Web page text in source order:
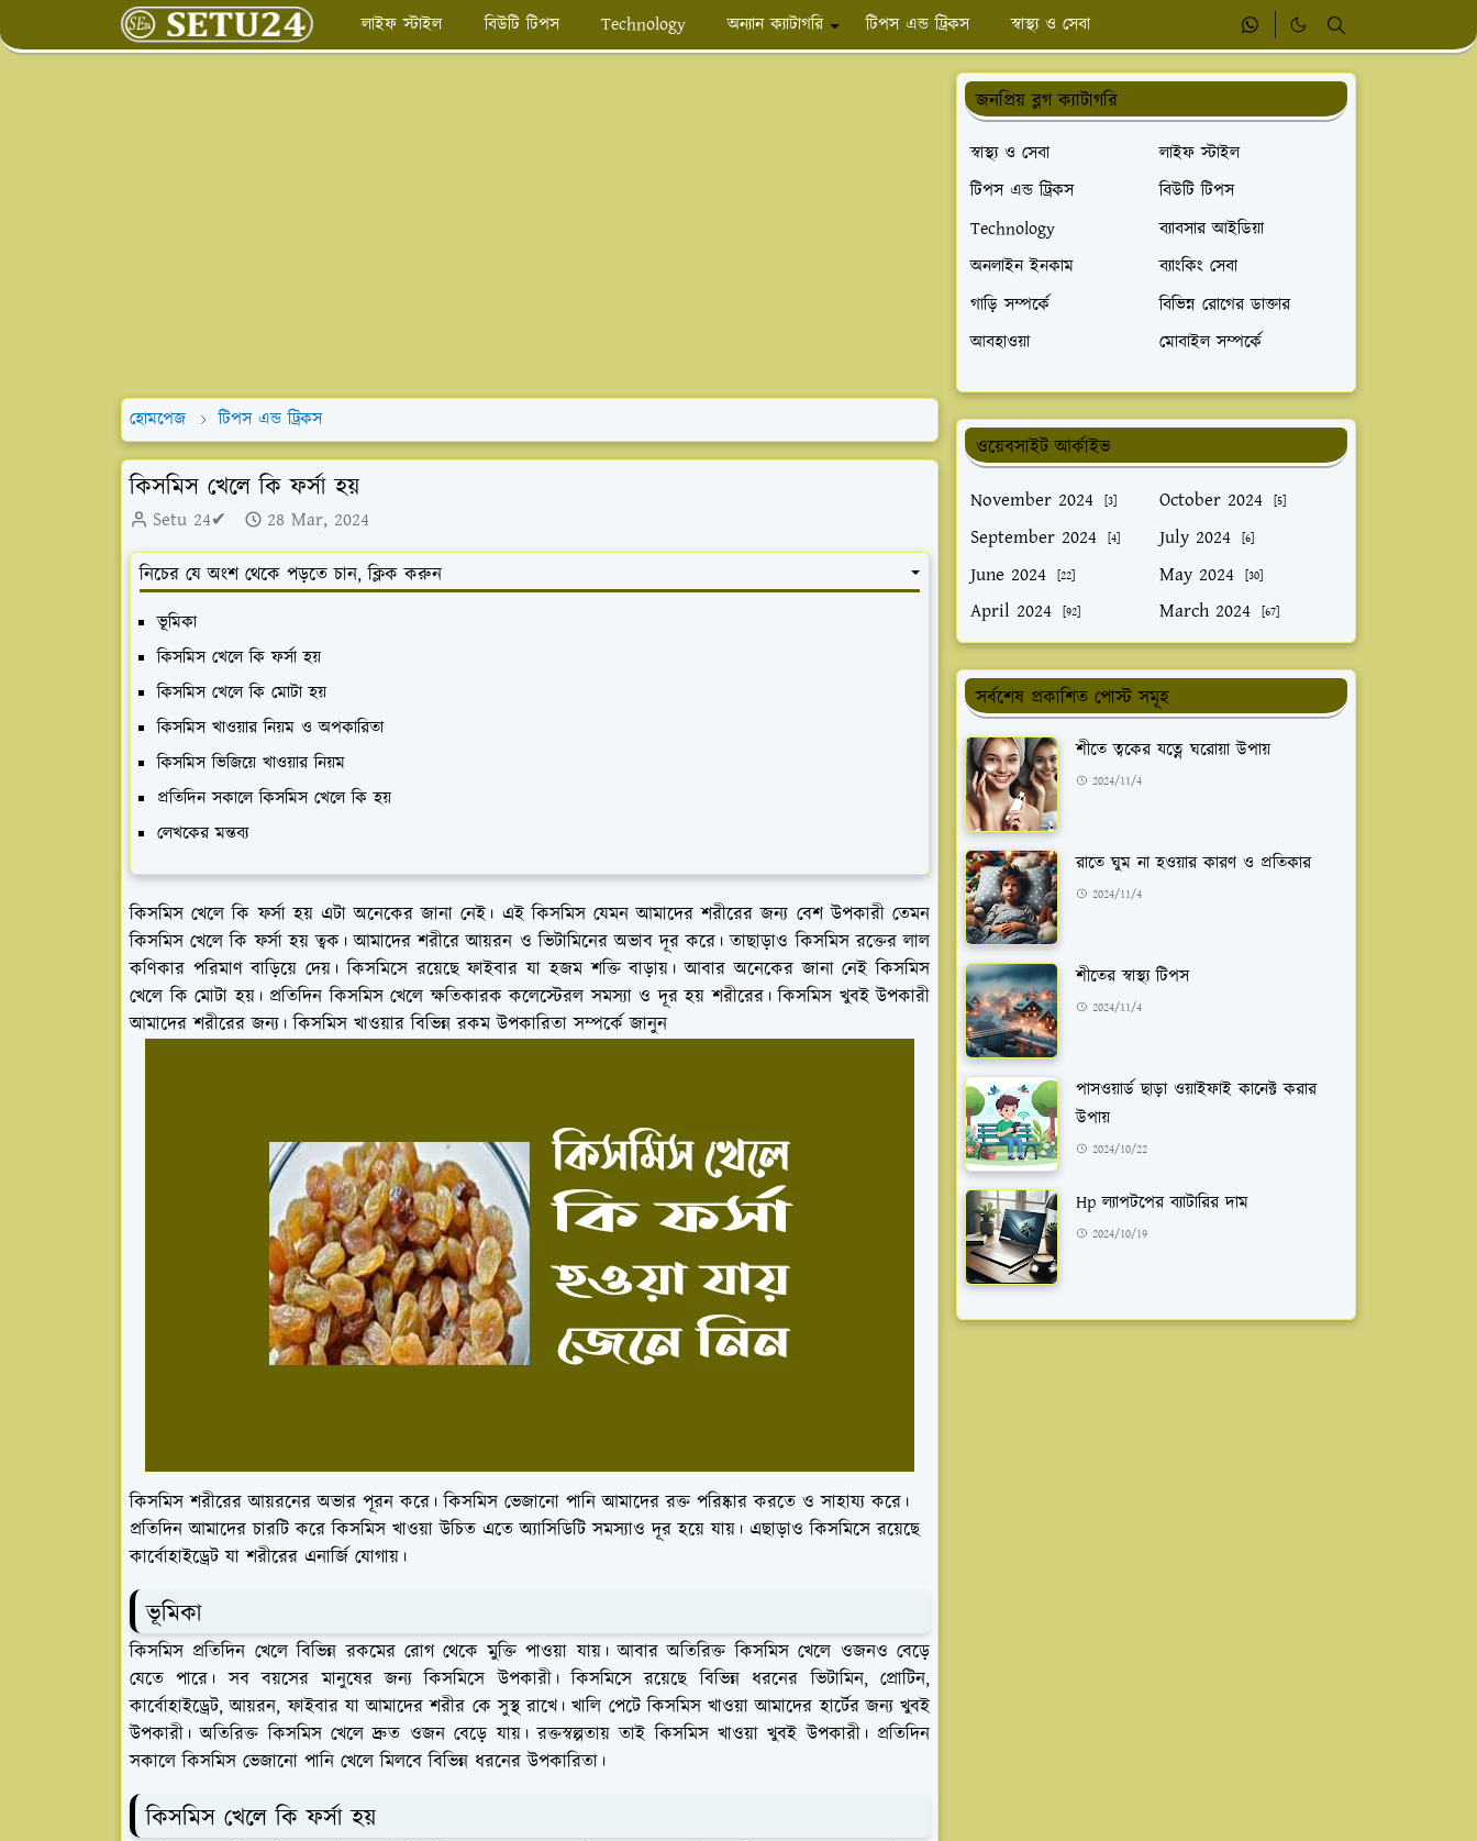
লাইফ স্টাইল বিউটি টিপস Technology অন্যান ক্যাটাগরি টিপস এন্ড ট্রিকস স্বাস্থ্য ও সেবা
হোমপেজ টিপস এন্ড ট্রিকস
কিসমিস খেলে কি ফর্সা হয়
Setu 24✔ 28 Mar, 2024
নিচের যে অংশ থেকে পড়তে চান, ক্লিক করুন
ভূমিকা
কিসমিস খেলে কি ফর্সা হয়
কিসমিস খেলে কি মোটা হয়
কিসমিস খাওয়ার নিয়ম ও অপকারিতা
কিসমিস ভিজিয়ে খাওয়ার নিয়ম
প্রতিদিন সকালে কিসমিস খেলে কি হয়
লেখকের মন্তব্য
কিসমিস খেলে কি ফর্সা হয় এটা অনেকের জানা নেই। এই কিসমিস যেমন আমাদের শরীরের জন্য বেশ উপকারী তেমন
কিসমিস খেলে কি ফর্সা হয় ত্বক। আমাদের শরীরে আয়রন ও ভিটামিনের অভাব দূর করে। তাছাড়াও কিসমিস রক্তের লাল
কণিকার পরিমাণ বাড়িয়ে দেয়। কিসমিসে রয়েছে ফাইবার যা হজম শক্তি বাড়ায়। আবার অনেকের জানা নেই কিসমিস
খেলে কি মোটা হয়। প্রতিদিন কিসমিস খেলে ক্ষতিকারক কলেস্টেরল সমস্যা ও দূর হয় শরীরের। কিসমিস খুবই উপকারী
আমাদের শরীরের জন্য। কিসমিস খাওয়ার বিভিন্ন রকম উপকারিতা সম্পর্কে জানুন
কিসমিস শরীরের আয়রনের অভার পূরন করে। কিসমিস ভেজানো পানি আমাদের রক্ত পরিষ্কার করতে ও সাহায্য করে।
প্রতিদিন আমাদের চারটি করে কিসমিস খাওয়া উচিত এতে অ্যাসিডিটি সমস্যাও দূর হয়ে যায়। এছাড়াও কিসমিসে রয়েছে
কার্বোহাইড্রেট যা শরীরের এনার্জি যোগায়।
ভূমিকা
কিসমিস প্রতিদিন খেলে বিভিন্ন রকমের রোগ থেকে মুক্তি পাওয়া যায়। আবার অতিরিক্ত কিসমিস খেলে ওজনও বেড়ে
যেতে পারে। সব বয়সের মানুষের জন্য কিসমিসে উপকারী। কিসমিসে রয়েছে বিভিন্ন ধরনের ভিটামিন, প্রোটিন,
কার্বোহাইড্রেট, আয়রন, ফাইবার যা আমাদের শরীর কে সুস্থ রাখে। খালি পেটে কিসমিস খাওয়া আমাদের হার্টের জন্য খুবই
উপকারী। অতিরিক্ত কিসমিস খেলে দ্রুত ওজন বেড়ে যায়। রক্তস্বল্পতায় তাই কিসমিস খাওয়া খুবই উপকারী। প্রতিদিন
সকালে কিসমিস ভেজানো পানি খেলে মিলবে বিভিন্ন ধরনের উপকারিতা।
কিসমিস খেলে কি ফর্সা হয়
জনপ্রিয় ব্লগ ক্যাটাগরি
স্বাস্থ্য ও সেবা
লাইফ স্টাইল
টিপস এন্ড ট্রিকস
বিউটি টিপস
Technology
ব্যাবসার আইডিয়া
অনলাইন ইনকাম
ব্যাংকিং সেবা
গাড়ি সম্পর্কে
বিভিন্ন রোগের ডাক্তার
আবহাওয়া
মোবাইল সম্পর্কে
ওয়েবসাইট আর্কাইভ
November 2024
[3] October 2024 [5]
September 2024 [4] July 2024 [6]
June 2024 [22] May 2024 [30]
April 2024 [92] March 2024 [67]
সর্বশেষ প্রকাশিত পোস্ট সমূহ
শীতে ত্বকের যত্নে ঘরোয়া উপায়
2024/11/4
রাতে ঘুম না হওয়ার কারণ ও প্রতিকার
2024/11/4
শীতের স্বাস্থ্য টিপস
2024/11/4
পাসওয়ার্ড ছাড়া ওয়াইফাই কানেক্ট করার
উপায়
2024/10/22
Hp ল্যাপটপের ব্যাটারির দাম
2024/10/19